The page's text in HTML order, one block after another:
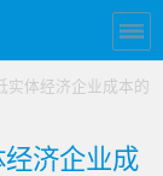
实体经济企业成本的
济企业成